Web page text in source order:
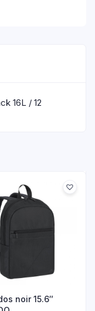
16L / 12
noir 15.6″